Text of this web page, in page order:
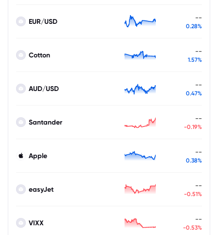
EUR/USD --
0.28%
Cotton --
1.57%
AUD/USD --
0.47%
Santander --
-0.19%
Apple --
0.38%
easyJet --
-0.51%
VIXX --
-0.53%